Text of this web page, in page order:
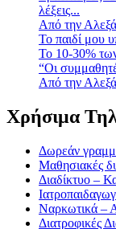
λέξεις...
Από την
Το παιδί μου
Το 10-30%
“Οι
Από την
Χρήσιμα
Δωρεάν
Μαθησιακές
Διαδίκτυο –
Ναρκωτικά –
Διατροφικές